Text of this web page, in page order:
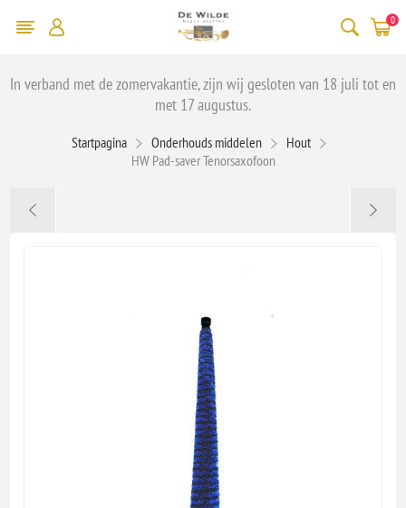
0
In verband met de zomervakantie, zijn wij gesloten van 18 juli tot en
met 17 augustus.
Startpagina Onderhouds middelen
Hout
HW Pad-saver Tenorsaxofoon